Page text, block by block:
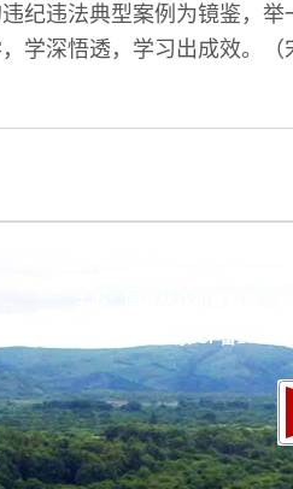
纪违法典型案例为镜鉴，
学深悟透，学习出成效。（
京ICP备